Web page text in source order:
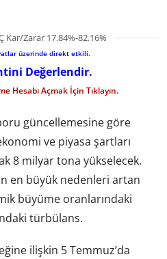
Zarar 17.84%-82.16%
üzerinde direkt etkili.
Değerlendir.
Hesabı Açmak İçin Tıklayın.
güncellemesine göre
ve piyasa şartları
8 milyar tona yükselecek.
en büyük nedenleri artan
büyüme oranlarındaki
türbülans.
ilişkin 5 Temmuz’da